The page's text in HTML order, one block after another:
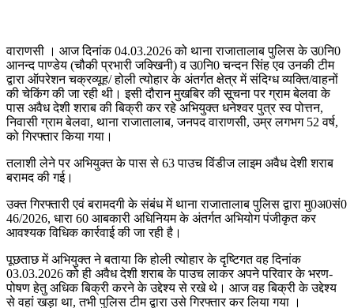
वाराणसी । आज दिनांक 04.03.2026 को थाना राजातालाब पुलिस के उ0नि0
आनन्द पाण्डेय (चौकी प्रभारी जक्खिनी) व उ0नि0 चन्दन सिंह एव उनकी टीम
द्वारा ऑपरेशन चक्रव्यूह/ होली त्योहार के अंतर्गत क्षेत्र में संदिग्ध व्यक्ति/वाहनों
की चेकिंग की जा रही थी। इसी दौरान मुखबिर की सूचना पर ग्राम बेलवा के
पास अवैध देशी शराब की बिक्री कर रहे अभियुक्त धनेश्वर पुत्र स्व पोत्तन,
निवासी ग्राम बेलवा, थाना राजातालाब, जनपद वाराणसी, उम्र लगभग 52 वर्ष,
को गिरफ्तार किया गया।
तलाशी लेने पर अभियुक्त के पास से 63 पाउच विंडीज लाइम अवैध देशी शराब
बरामद की गई।
उक्त गिरफ्तारी एवं बरामदगी के संबंध में थाना राजातालाब पुलिस द्वारा मु0अ0सं0
46/2026, धारा 60 आबकारी अधिनियम के अंतर्गत अभियोग पंजीकृत कर
आवश्यक विधिक कार्रवाई की जा रही है।
पूछताछ में अभियुक्त ने बताया कि होली त्योहार के दृष्टिगत वह दिनांक
03.03.2026 को ही अवैध देशी शराब के पाउच लाकर अपने परिवार के भरण-
पोषण हेतु अधिक बिक्री करने के उद्देश्य से रखे थे। आज वह बिक्री के उद्देश्य
से वहां खड़ा था, तभी पुलिस टीम द्वारा उसे गिरफ्तार कर लिया गया ।